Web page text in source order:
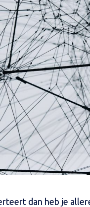
dan heb je